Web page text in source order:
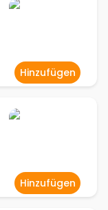
Hinzufügen
Hinzufügen